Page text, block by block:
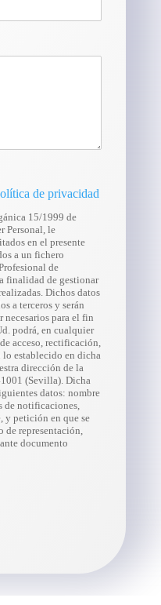
de privacidad
15/1999 de
Personal, le
en el presente
a un fichero
de
finalidad de gestionar
Dichos datos
a terceros y serán
necesarios para el fin
podrá, en cualquier
acceso, rectificación,
establecido en dicha
dirección de la
(Sevilla). Dicha
datos: nombre
notificaciones,
y petición en que se
representación,
documento